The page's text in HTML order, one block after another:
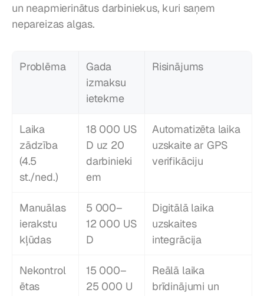
un neapmierinātus darbiniekus, kuri saņem
nepareizas algas.
Problēma
Gada
izmaksu
ietekme
Risinājums
Laika
zādzība
(4.5
st./ned.)
18 000 US
D uz 20
darbinieki
em
Automatizēta laika
uzskaite ar GPS
verifikāciju
Manuālas
ierakstu
kļūdas
5 000–
12 000 US
D
Digitālā laika
uzskaites
integrācija
Nekontrol
ētas
15 000–
25 000 U
Reālā laika
brīdinājumi un